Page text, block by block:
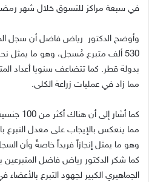
في سبعة مراكز للتسوق خلال شهر
وأوضح الدكتور رياض فاضل أن سجل
بدولة قطر. كما تتضاعف سنويا أعداد
مما زاد في عمليات زراعة الكلى.
كما أشار
مما ينعكس بالإيجاب على معدل التبرع
كما شكر الدكتور رياض فاضل المتبرعين
الجماهيري الكبير لجهود التبرع بالأعضاء